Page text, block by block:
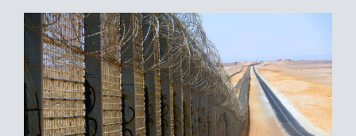
رياضة
اقتصاد
مقالات